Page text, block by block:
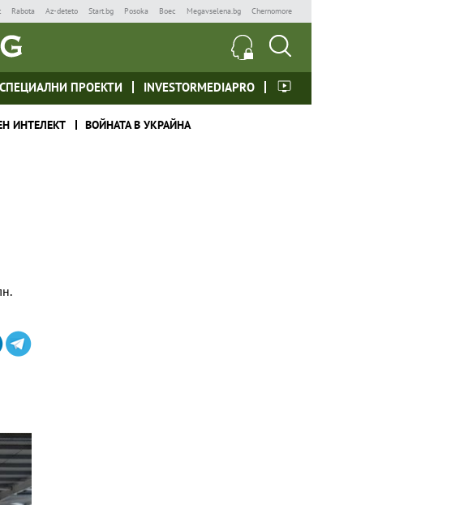
Rabota Az-deteto Start.bg Posoka Boec Megavselena.bg Chernomore
СПЕЦИАЛНИ ПРОЕКТИ INVESTORMEDIAPRO
ИНТЕЛЕКТ ВОЙНАТА В УКРАЙНА